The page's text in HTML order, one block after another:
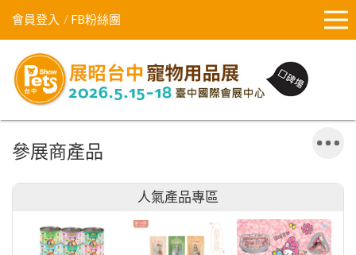
會員登入 FB粉絲團
參展商產品
人氣產品專區